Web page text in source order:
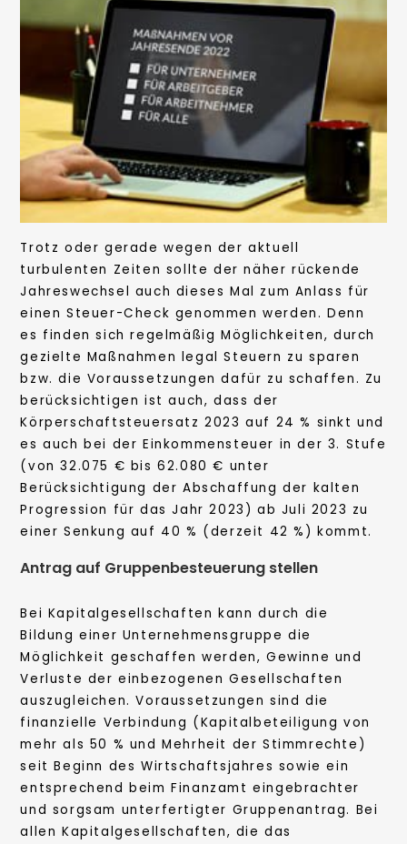
Trotz oder gerade wegen der aktuell
turbulenten Zeiten sollte der näher rückende
Jahreswechsel auch dieses Mal zum Anlass für
einen Steuer-Check genommen werden. Denn
es finden sich regelmäßig Möglichkeiten, durch
gezielte Maßnahmen legal Steuern zu sparen
bzw. die Voraussetzungen dafür zu schaffen. Zu
berücksichtigen ist auch, dass der
Körperschaftsteuersatz 2023 auf 24 % sinkt und
es auch bei der Einkommensteuer in der 3. Stufe
(von 32.075 € bis 62.080 € unter
Berücksichtigung der Abschaffung der kalten
Progression für das Jahr 2023) ab Juli 2023 zu
einer Senkung auf 40 % (derzeit 42 %) kommt.
Antrag auf Gruppenbesteuerung stellen
Bei Kapitalgesellschaften kann durch die
Bildung einer Unternehmensgruppe die
Möglichkeit geschaffen werden, Gewinne und
Verluste der einbezogenen Gesellschaften
auszugleichen. Voraussetzungen sind die
finanzielle Verbindung (Kapitalbeteiligung von
mehr als 50 % und Mehrheit der Stimmrechte)
seit Beginn des Wirtschaftsjahres sowie ein
entsprechend beim Finanzamt eingebrachter
und sorgsam unterfertigter Gruppenantrag. Bei
allen Kapitalgesellschaften, die das